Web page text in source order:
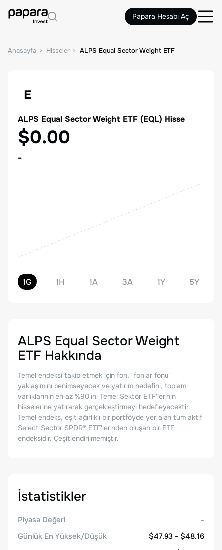
Papara Hesabı Aç
Anasayfa Hisseler ALPS Equal Sector Weight ETF
E
ALPS Equal Sector Weight ETF (EQL) Hisse
$0.00
-
1G 1H 1A 3A 1Y 5Y
ALPS Equal Sector Weight
ETF Hakkında
Temel endeksi takip etmek için fon, "fonlar fonu"
yaklaşımını benimseyecek ve yatırım hedefini, toplam
varlıklarının en az %90'ını Temel Sektör ETF'lerinin
hisselerine yatırarak gerçekleştirmeyi hedefleyecektir.
Temel endeks, eşit ağırlıklı bir portföyde yer alan tüm aktif
Select Sector SPDR® ETF'lerinden oluşan bir ETF
endeksidir. Çeşitlendirilmemiştir.
İstatistikler
Piyasa Değeri
-
Günlük En Yüksek/Düşük
$47.93 - $48.16